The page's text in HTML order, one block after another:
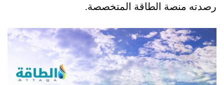
رصدته منصة الطاقة المتخصصة.